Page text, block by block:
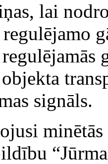
lai
regulējamo
signāls.